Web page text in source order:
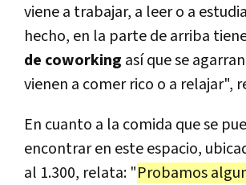
viene a trabajar, a leer o a
hecho, en la parte de arriba
de coworking así que se
vienen a comer rico o a relajar",
En cuanto a la comida que se
encontrar en este espacio,
al 1.300, relata: "Probamos